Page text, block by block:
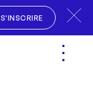
S'INSCRIRE